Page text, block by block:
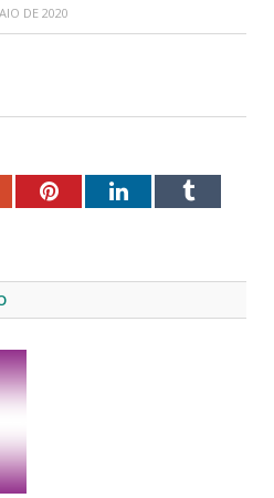
DE 2020
PinterestLinkedInTumblr